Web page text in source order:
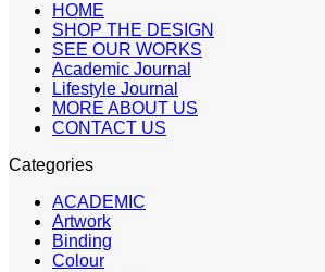
HOME
SHOP THE DESIGN
SEE OUR WORKS
Academic Journal
Lifestyle Journal
MORE ABOUT US
CONTACT US
Categories
ACADEMIC
Artwork
Binding
Colour